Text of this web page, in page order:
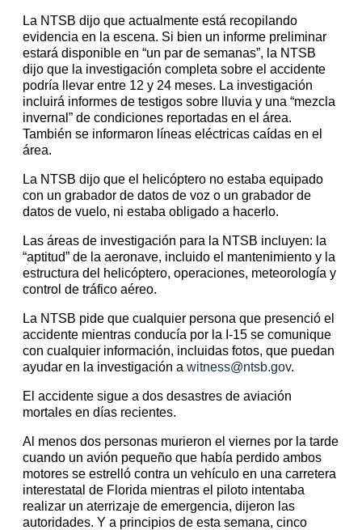
La NTSB dijo que actualmente está recopilando
evidencia en la escena. Si bien un informe preliminar
estará disponible en “un par de semanas”, la NTSB
dijo que la investigación completa sobre el accidente
podría llevar entre 12 y 24 meses. La investigación
incluirá informes de testigos sobre lluvia y una “mezcla
invernal” de condiciones reportadas en el área.
También se informaron líneas eléctricas caídas en el
área.
La NTSB dijo que el helicóptero no estaba equipado
con un grabador de datos de voz o un grabador de
datos de vuelo, ni estaba obligado a hacerlo.
Las áreas de investigación para la NTSB incluyen: la
“aptitud” de la aeronave, incluido el mantenimiento y la
estructura del helicóptero, operaciones, meteorología y
control de tráfico aéreo.
La NTSB pide que cualquier persona que presenció el
accidente mientras conducía por la I-15 se comunique
con cualquier información, incluidas fotos, que puedan
ayudar en la investigación a witness@ntsb.gov.
El accidente sigue a dos desastres de aviación
mortales en días recientes.
Al menos dos personas murieron el viernes por la tarde
cuando un avión pequeño que había perdido ambos
motores se estrelló contra un vehículo en una carretera
interestatal de Florida mientras el piloto intentaba
realizar un aterrizaje de emergencia, dijeron las
autoridades. Y a principios de esta semana, cinco